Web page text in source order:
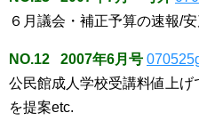
６月議会・補正予算の速報/
NO.12 2007年6月号
公民館成人学校受講料値上
を提案etc.